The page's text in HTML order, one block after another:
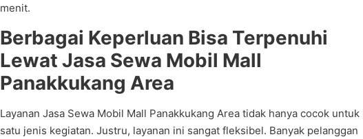
menit.
Berbagai Keperluan Bisa Terpenuhi
Lewat Jasa Sewa Mobil Mall
Panakkukang Area
Layanan Jasa Sewa Mobil Mall Panakkukang Area tidak hanya cocok untuk
satu jenis kegiatan. Justru, layanan ini sangat fleksibel. Banyak pelanggan